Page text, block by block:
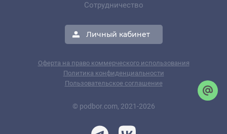
Сотрудничество
Личный кабинет
Оферта на право коммерческого использования
Политика конфиденциальности
Пользовательское соглашение
© podbor.com, 2021-2026